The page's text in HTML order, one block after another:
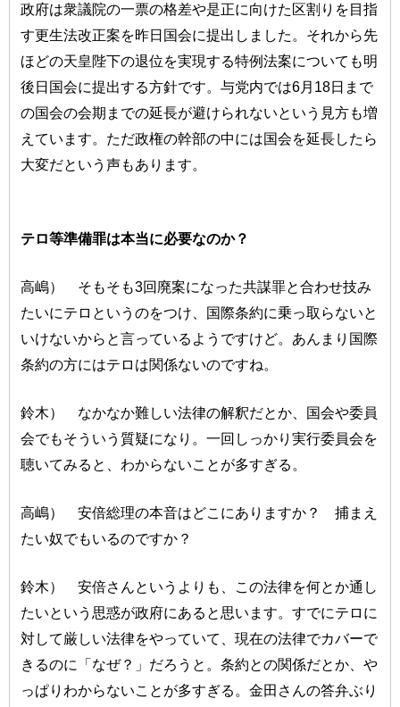
政府は衆議院の一票の格差や是正に向けた区割りを目指
す更生法改正案を昨日国会に提出しました。それから先
ほどの天皇陛下の退位を実現する特例法案についても明
後日国会に提出する方針です。与党内では6月18日まで
の国会の会期までの延長が避けられないという見方も増
えています。ただ政権の幹部の中には国会を延長したら
大変だという声もあります。
テロ等準備罪は本当に必要なのか？
高嶋） そもそも3回廃案になった共謀罪と合わせ技み
たいにテロというのをつけ、国際条約に乗っ取らないと
いけないからと言っているようですけど。あんまり国際
条約の方にはテロは関係ないのですね。
鈴木） なかなか難しい法律の解釈だとか、国会や委員
会でもそういう質疑になり。一回しっかり実行委員会を
聴いてみると、わからないことが多すぎる。
高嶋） 安倍総理の本音はどこにありますか？ 捕まえ
たい奴でもいるのですか？
鈴木） 安倍さんというよりも、この法律を何とか通し
たいという思惑が政府にあると思います。すでにテロに
対して厳しい法律をやっていて、現在の法律でカバーで
きるのに「なぜ？」だろうと。条約との関係だとか、や
っぱりわからないことが多すぎる。金田さんの答弁ぶり